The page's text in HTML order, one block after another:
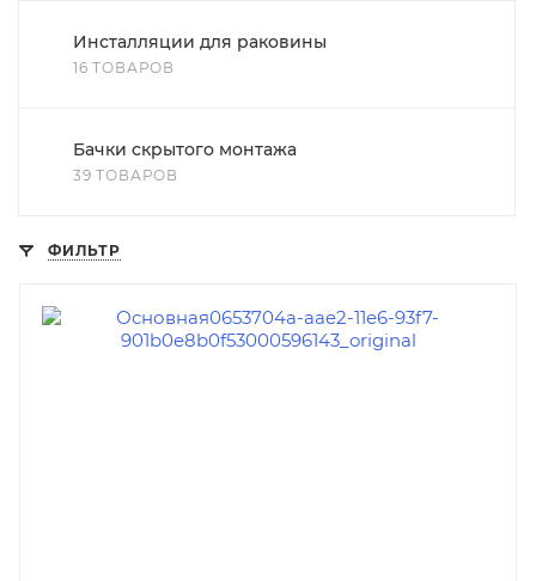
Инсталляции для раковины
16 ТОВАРОВ
Бачки скрытого монтажа
39 ТОВАРОВ
ФИЛЬТР